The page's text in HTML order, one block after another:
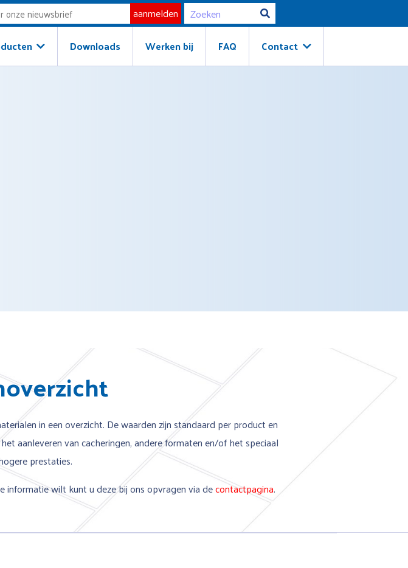
Downloads Werken bij FAQ Contact
in een overzicht. De waarden zijn standaard per product en
aanleveren van cacheringen, andere formaten en/of het speciaal
prestaties.
informatie wilt kunt u deze bij ons opvragen via decontactpagina.